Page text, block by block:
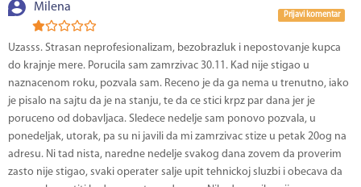
Milena
Prijavi komentar
Uzasss. Strasan neprofesionalizam, bezobrazluk i nepostovanje kupca
do krajnje mere. Porucila sam zamrzivac 30.11. Kad nije stigao u
naznacenom roku, pozvala sam. Receno je da ga nema u trenutno, iako
je pisalo na sajtu da je na stanju, te da ce stici krpz par dana jer je
poruceno od dobavljaca. Sledece nedelje sam ponovo pozvala, u
ponedeljak, utorak, pa su ni javili da mi zamrzivac stize u petak 20og na
adresu. Ni tad nista, naredne nedelje svakog dana zovem da proverim
zasto nije stigao, svaki operater salje upit tehnickoj sluzbi i obecava da